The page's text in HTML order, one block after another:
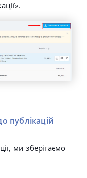
публікацій
ми зберігаємо